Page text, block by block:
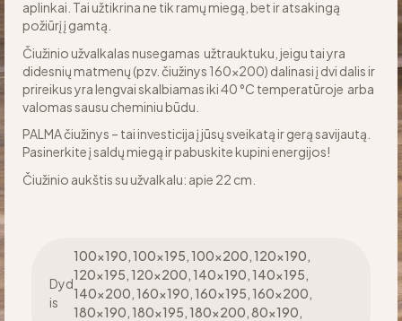
aplinkai. Tai užtikrina ne tik ramų miegą, bet ir atsakingą
požiūrį į gamtą.
Čiužinio užvalkalas nusegamas užtrauktuku, jeigu tai yra
didesnių matmenų (pzv. čiužinys 160×200) dalinasi į dvi dalis ir
prireikus yra lengvai skalbiamas iki 40 °C temperatūroje arba
valomas sausu cheminiu būdu.
PALMA čiužinys – tai investicija į jūsų sveikatą ir gerą savijautą.
Pasinerkite į saldų miegą ir pabuskite kupini energijos!
Čiužinio aukštis su užvalkalu: apie 22 cm.
Dyd
is
100×190, 100×195, 100×200, 120×190,
120×195, 120×200, 140×190, 140×195,
140×200, 160×190, 160×195, 160×200,
180×190, 180×195, 180×200, 80×190,